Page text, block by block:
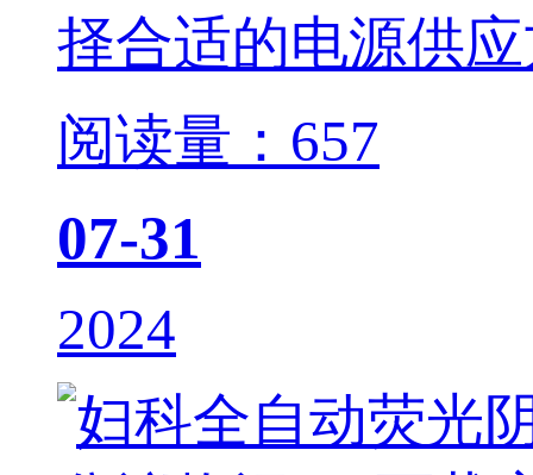
择合适的电源供
阅读量：657
07-31
2024